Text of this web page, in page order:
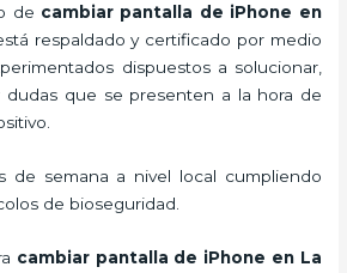
de cambiar pantalla de iPhone en
está respaldado y certificado por medio
dispuestos a solucionar,
dudas que se presenten a la hora de
de semana a nivel local cumpliendo
de bioseguridad.
cambiar pantalla de iPhone en La